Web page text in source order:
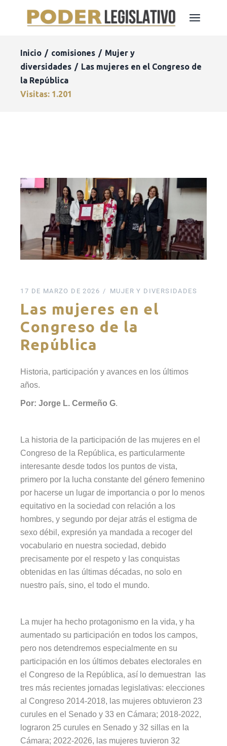
Inicio comisiones
Mujer y
diversidades
Las mujeres en el Congreso de
la República
Visitas: 1.201
17 DE MARZO DE 2026 MUJER Y DIVERSIDADES
Las mujeres en el
Congreso de la
República
Historia, participación y avances en los últimos
años.
Por: Jorge L. Cermeño G.
La historia de la participación de las mujeres en el
Congreso de la República, es particularmente
interesante desde todos los puntos de vista,
primero por la lucha constante del género femenino
por hacerse un lugar de importancia o por lo menos
equitativo en la sociedad con relación a los
hombres, y segundo por dejar atrás el estigma de
sexo débil, expresión ya mandada a recoger del
vocabulario en nuestra sociedad, debido
precisamente por el respeto y las conquistas
obtenidas en las últimas décadas, no solo en
nuestro país, sino, el todo el mundo.
La mujer ha hecho protagonismo en la vida, y ha
aumentado su participación en todos los campos,
pero nos detendremos especialmente en su
participación en los últimos debates electorales en
el Congreso de la República, así lo demuestran las
tres más recientes jornadas legislativas: elecciones
al Congreso 2014-2018, las mujeres obtuvieron 23
curules en el Senado y 33 en Cámara; 2018-2022,
lograron 25 curules en Senado y 32 sillas en la
Cámara; 2022-2026, las mujeres tuvieron 32